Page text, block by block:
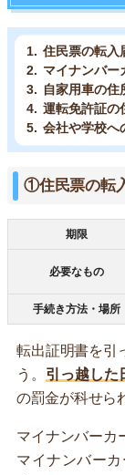
住民票の転入
マイナンバー
自家用車の住
運転免許証の
会社や学校へ
①住民票の転
期限
必要なもの
手続き方法・場所
転出証明書を引
う。
引っ越した
の罰金が科せら
マイナンバーカ
マイナンバー